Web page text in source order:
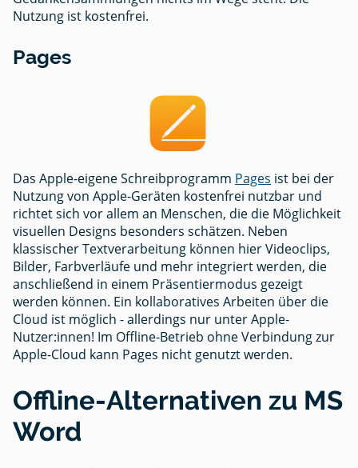
Nutzung ist kostenfrei.
Pages
Das Apple-eigene Schreibprogramm Pages ist bei der
Nutzung von Apple-Geräten kostenfrei nutzbar und
richtet sich vor allem an Menschen, die die Möglichkeit
visuellen Designs besonders schätzen. Neben
klassischer Textverarbeitung können hier Videoclips,
Bilder, Farbverläufe und mehr integriert werden, die
anschließend in einem Präsentiermodus gezeigt
werden können. Ein kollaboratives Arbeiten über die
Cloud ist möglich - allerdings nur unter Apple-
Nutzer:innen! Im Offline-Betrieb ohne Verbindung zur
Apple-Cloud kann Pages nicht genutzt werden.
Offline-Alternativen zu MS
Word